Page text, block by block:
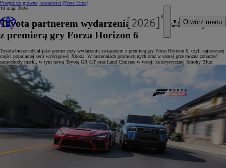
Przejdź do głównej zawartości (Press Enter)
Otwórz menu
19 maja 2026
Toyota partnerem wydarzenia Horizon Journey
z premierą gry Forza Horizon 6
Toyota bierze udział jako partner przy wydarzeniu związanym z premierą gry Forza Horizon 6, czyli najnowszej
części popularnej serii wyścigowej Xboxa. W materiałach promocyjnych oraz w samej grze można zobaczyć
samochody marki, w tym nową Toyotę GR GT oraz Land Cruisera w wersji kolorystycznej Smoky Blue.